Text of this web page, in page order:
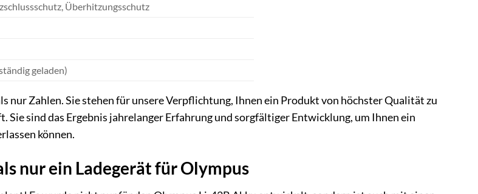
Überhitzungsschutz
geladen)
nur Zahlen. Sie stehen für unsere Verpflichtung, Ihnen ein Produkt von höchster Qualität zu
sind das Ergebnis jahrelanger Erfahrung und sorgfältiger Entwicklung, um Ihnen ein
können.
nur ein Ladegerät für Olympus